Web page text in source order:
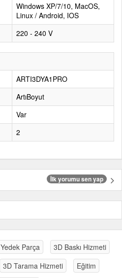
Windows XP/7/10, MacOS,
Linux / Android, IOS
220 - 240 V
ARTI3DYA1PRO
ArtıBoyut
Var
2
İlk yorumu sen yap
Yedek Parça
3D Baskı Hizmeti
3D Tarama Hizmeti Eğitim